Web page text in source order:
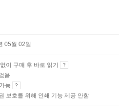
05월 02일
이 구매 후 바로 읽기
음
능
보호를 위해 인쇄 기능 제공 안함